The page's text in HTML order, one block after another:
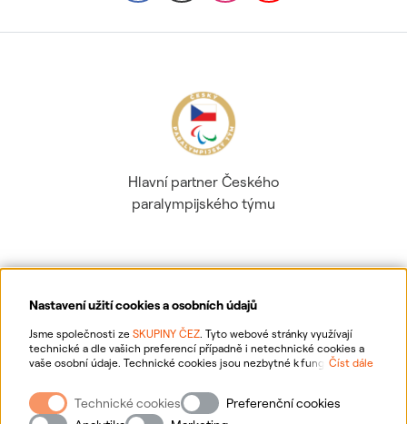
Nastavení užití cookies a osobních údajů
Jsme společnosti ze SKUPINY ČEZ. Tyto webové stránky využívají
technické a dle vašich preferencí případně i netechnické cookies a
vaše osobní údaje. Technické cookies jsou nezbytné k fungování
webové stránky vašim preferencím, k personalizaci reklam a analytice.
Pro sběr a zpracování netechnických cookies a vašich osobních údajů
nám můžete udělit souhlas. Bližší informace o vašich právech,
Číst dále
Technické cookies
Preferenční cookies
Hlavní partner Českého
paralympijského týmu
Ochrana osobních údajů
Informace o webu
Nastavení cookies